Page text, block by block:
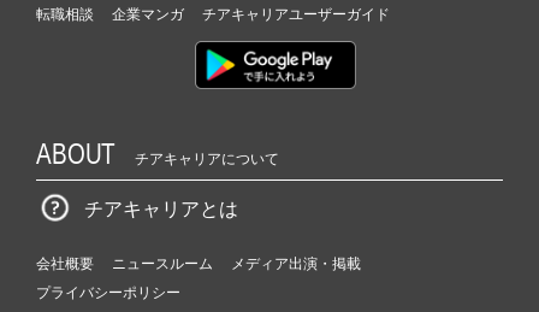
転職相談
企業マンガ チアキャリアユーザーガイド
ABOUT チアキャリアについて
チアキャリアとは
会社概要 ニュースルーム
メディア出演・掲載
プライバシーポリシー